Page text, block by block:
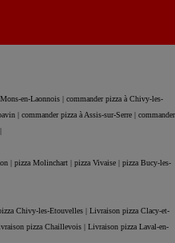
en-Laonnois | commander pizza à Chivy-les-
| commander pizza à Assis-sur-Serre | commander
| pizza Molinchart | pizza Vivaise | pizza Bucy-les-
Chivy-les-Etouvelles | Livraison pizza Clacy-et-
pizza Chaillevois | Livraison pizza Laval-en-